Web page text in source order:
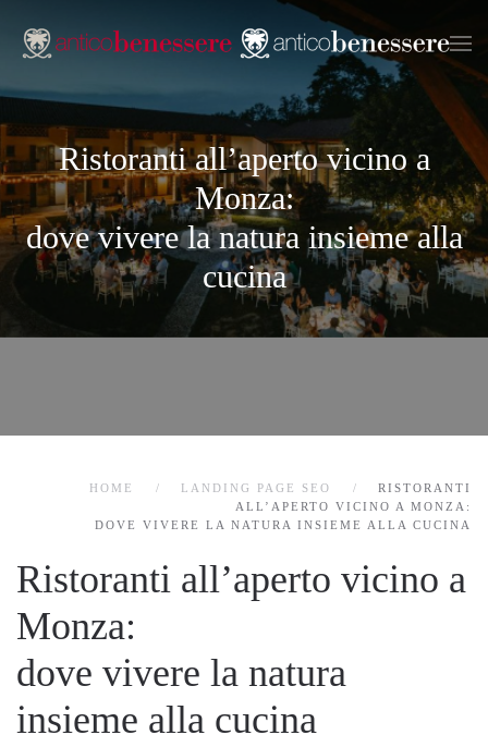
Passa
contenuto
principale
Ristoranti all’aperto vicino a
Monza:
dove vivere la natura insieme alla
cucina
HOME LANDING PAGE SEO
RISTORANTI
ALL’APERTO VICINO A MONZA:
DOVE VIVERE LA NATURA INSIEME ALLA CUCINA
Ristoranti all’aperto vicino a
Monza:
dove vivere la natura
insieme alla cucina